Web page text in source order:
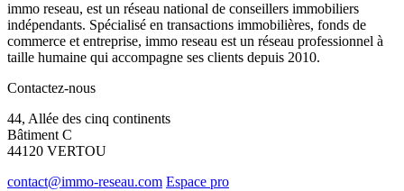
immo reseau, est un réseau national de conseillers immobiliers
indépendants. Spécialisé en transactions immobilières, fonds de
commerce et entreprise, immo reseau est un réseau professionnel à
taille humaine qui accompagne ses clients depuis 2010.
Contactez-nous
44, Allée des cinq continents
Bâtiment C
44120 VERTOU
contact@immo-reseau.com Espace pro